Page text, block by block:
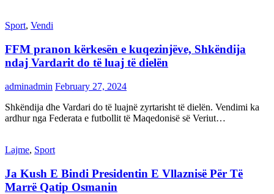
Sport, Vendi
FFM pranon kërkesën e kuqezinjëve, Shkëndija
ndaj Vardarit do të luaj të dielën
adminadmin February 27, 2024
Shkëndija dhe Vardari do të luajnë zyrtarisht të dielën. Vendimi ka
ardhur nga Federata e futbollit të Maqedonisë së Veriut…
Lajme, Sport
Ja Kush E Bindi Presidentin E Vllaznisë Për Të
Marrë Qatip Osmanin